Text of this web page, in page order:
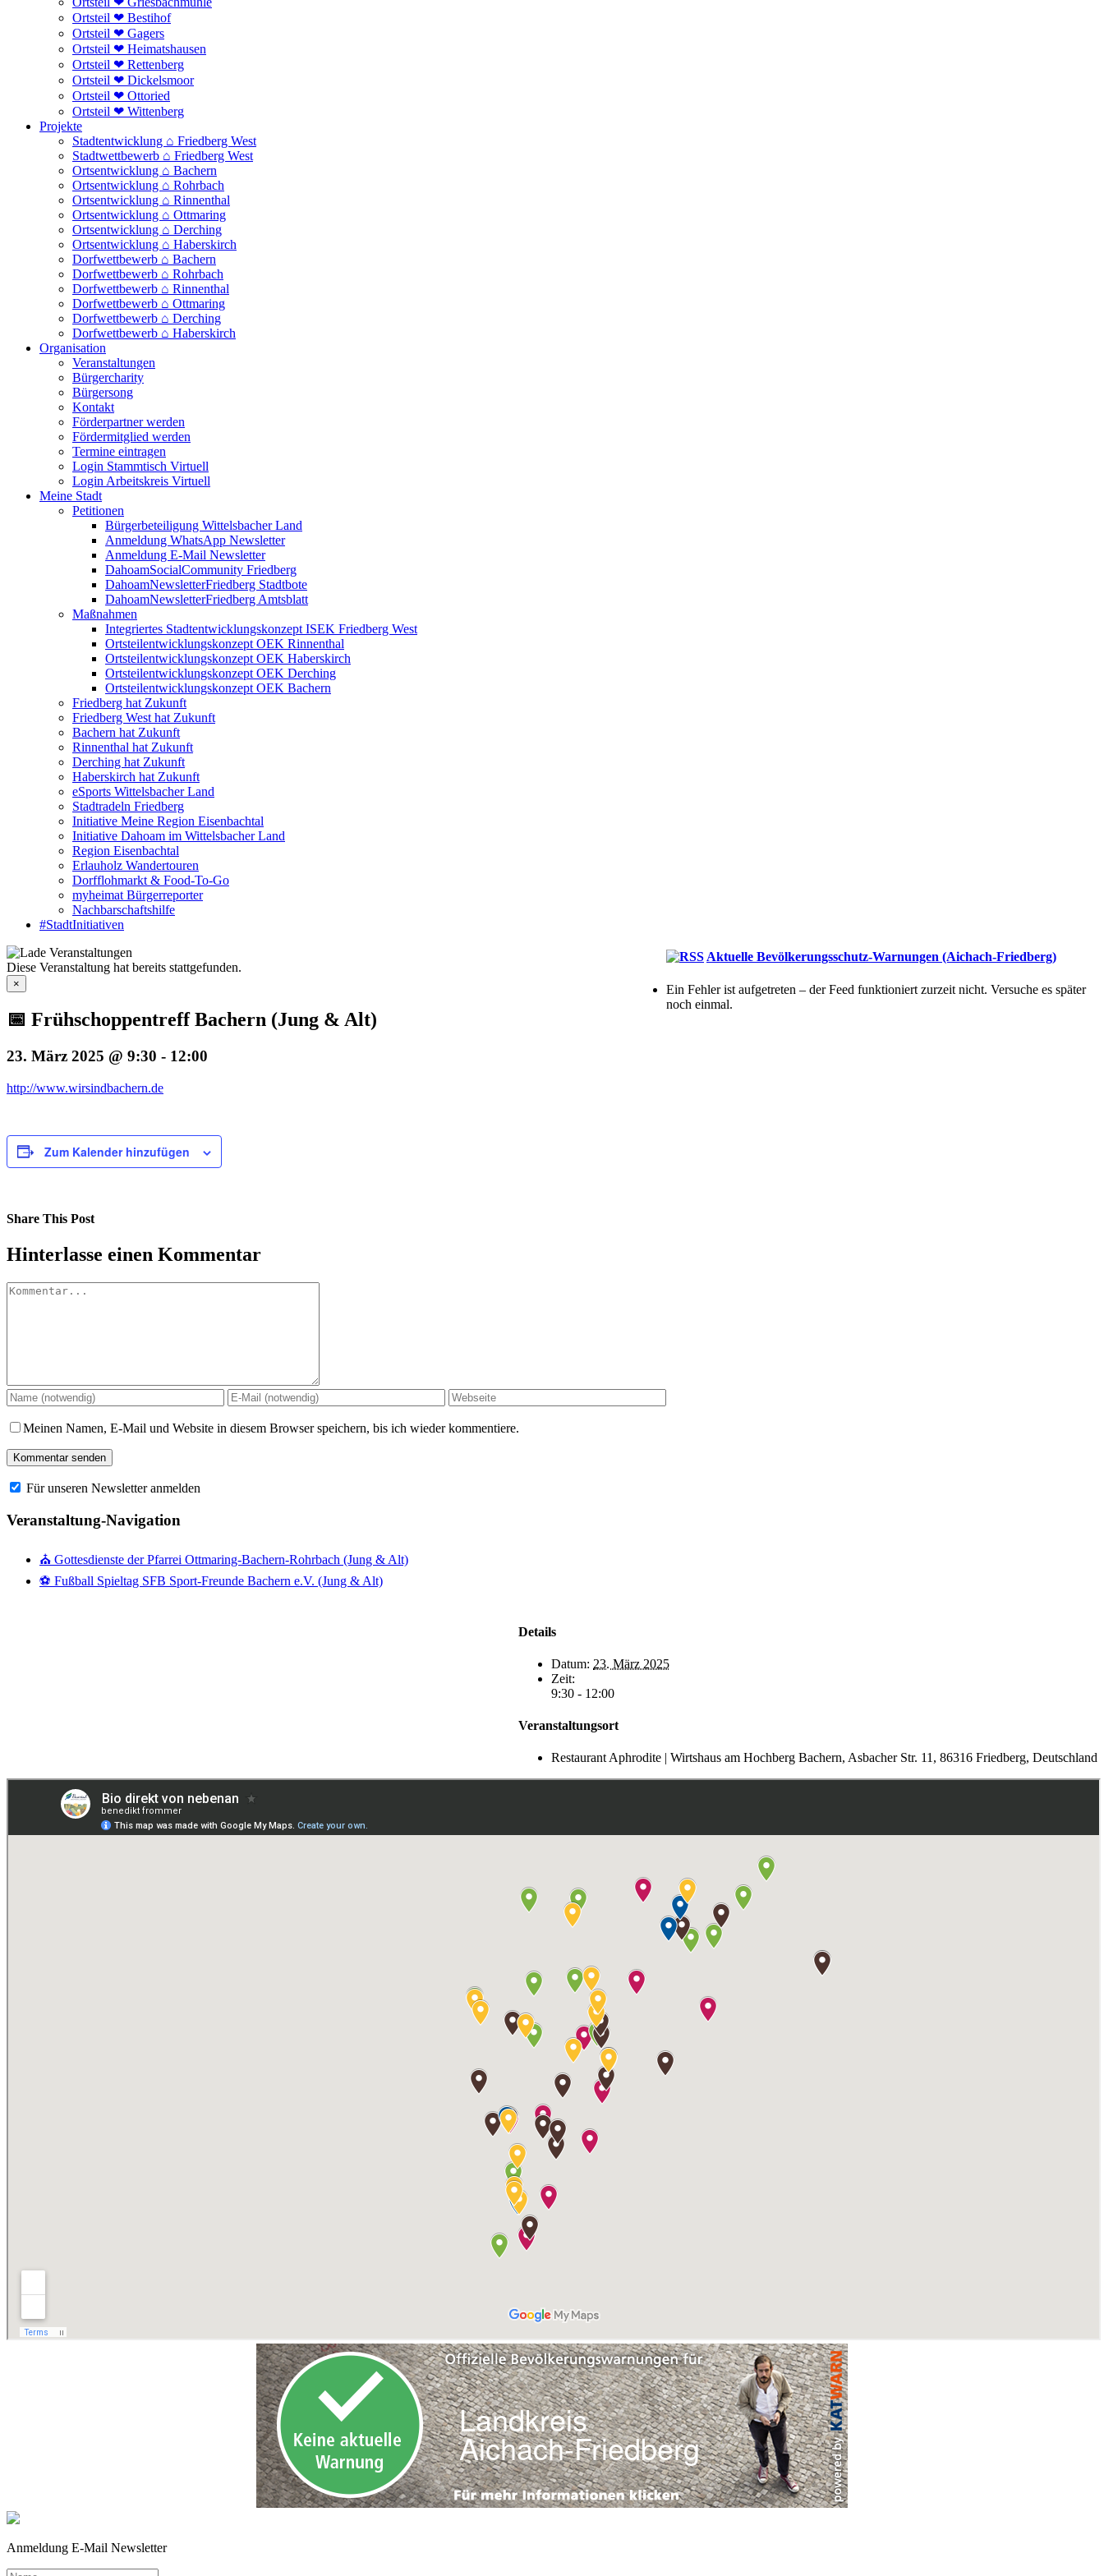
Ortsteil ❤ Bestihof
Ortsteil ❤ Gagers
Ortsteil ❤ Heimatshausen
Ortsteil ❤ Rettenberg
Ortsteil ❤ Dickelsmoor
Ortsteil ❤ Ottoried
Ortsteil ❤ Wittenberg
Projekte
Stadtentwicklung ⌂ Friedberg West
Stadtwettbewerb ⌂ Friedberg West
Ortsentwicklung ⌂ Bachern
Ortsentwicklung ⌂ Rohrbach
Ortsentwicklung ⌂ Rinnenthal
Ortsentwicklung ⌂ Ottmaring
Ortsentwicklung ⌂ Derching
Ortsentwicklung ⌂ Haberskirch
Dorfwettbewerb ⌂ Bachern
Dorfwettbewerb ⌂ Rohrbach
Dorfwettbewerb ⌂ Rinnenthal
Dorfwettbewerb ⌂ Ottmaring
Dorfwettbewerb ⌂ Derching
Dorfwettbewerb ⌂ Haberskirch
Organisation
Veranstaltungen
Bürgercharity
Bürgersong
Kontakt
Förderpartner werden
Fördermitglied werden
Termine eintragen
Login Stammtisch Virtuell
Login Arbeitskreis Virtuell
Meine Stadt
Petitionen
Bürgerbeteiligung Wittelsbacher Land
Anmeldung WhatsApp Newsletter
Anmeldung E-Mail Newsletter
DahoamSocialCommunity Friedberg
DahoamNewsletterFriedberg Stadtbote
DahoamNewsletterFriedberg Amtsblatt
Maßnahmen
Integriertes Stadtentwicklungskonzept ISEK Friedberg West
Ortsteilentwicklungskonzept OEK Rinnenthal
Ortsteilentwicklungskonzept OEK Haberskirch
Ortsteilentwicklungskonzept OEK Derching
Ortsteilentwicklungskonzept OEK Bachern
Friedberg hat Zukunft
Friedberg West hat Zukunft
Bachern hat Zukunft
Rinnenthal hat Zukunft
Derching hat Zukunft
Haberskirch hat Zukunft
eSports Wittelsbacher Land
Stadtradeln Friedberg
Initiative Meine Region Eisenbachtal
Initiative Dahoam im Wittelsbacher Land
Region Eisenbachtal
Erlauholz Wandertouren
Dorfflohmarkt & Food-To-Go
myheimat Bürgerreporter
Nachbarschaftshilfe
#StadtInitiativen
Diese Veranstaltung hat bereits stattgefunden.
×
📅 Frühschoppentreff Bachern (Jung & Alt)
23. März 2025 @ 9:30 - 12:00
http://www.wirsindbachern.de
Zum Kalender hinzufügen
Share This Post
Facebook
X
LinkedIn
Pinterest
Hinterlasse einen Kommentar
Kommentar
Meinen Namen, E-Mail und Website in diesem Browser speichern, bis ich wieder kommentiere.
Für unseren Newsletter anmelden
Veranstaltung-Navigation
⛪ Gottesdienste der Pfarrei Ottmaring-Bachern-Rohrbach (Jung & Alt)
⚽ Fußball Spieltag SFB Sport-Freunde Bachern e.V. (Jung & Alt)
Details
Datum: 23. März 2025
Zeit:
9:30 - 12:00
Veranstaltungsort
Restaurant Aphrodite | Wirtshaus am Hochberg Bachern, Asbacher Str. 11, 86316 Friedberg, Deutschland
Aktuelle Bevölkerungsschutz-Warnungen (Aichach-Friedberg)
Ein Fehler ist aufgetreten – der Feed funktioniert zurzeit nicht. Versuche es später
noch einmal.
Anmeldung E-Mail Newsletter